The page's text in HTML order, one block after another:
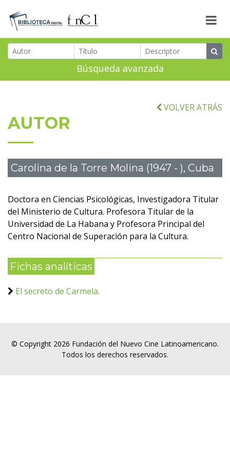
Búsqueda avanzada
VOLVER ATRÁS
AUTOR
Carolina de la Torre Molina (1947 - ), Cuba
Doctora en Ciencias Psicológicas, Investigadora Titular
del Ministerio de Cultura. Profesora Titular de la
Universidad de La Habana y Profesora Principal del
Centro Nacional de Superación para la Cultura.
Fichas analíticas
El secreto de Carmela.
© Copyright 2026 Fundación del Nuevo Cine Latinoamericano.
Todos los derechos reservados.